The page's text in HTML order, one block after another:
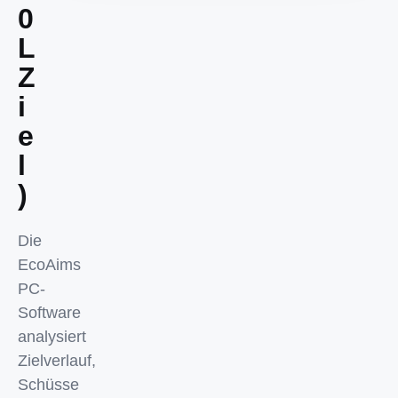
0
L
Z
i
e
l
)
Die
EcoAims
PC-
Software
analysiert
Zielverlauf,
Schüsse